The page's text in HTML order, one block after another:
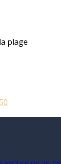
plage